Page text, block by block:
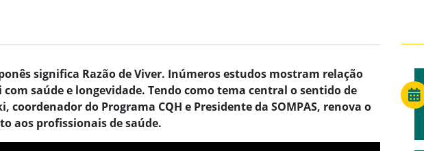
significa Razão de Viver. Inúmeros estudos mostram relação
saúde e longevidade. Tendo como tema central o sentido de
coordenador do Programa CQH e Presidente da SOMPAS, renova o
aos profissionais de saúde.